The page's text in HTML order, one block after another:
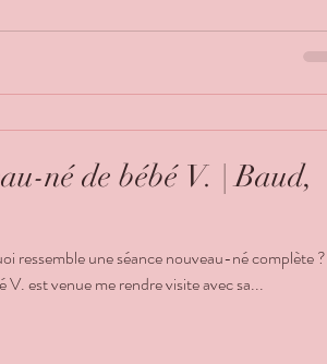
né de bébé V. | Baud,
ressemble une séance nouveau-né complète ?
est venue me rendre visite avec sa...